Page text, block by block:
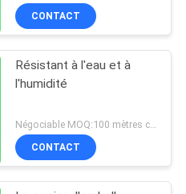
chaussures
CONTACT
Résistant à l'eau et à
l'humidité
CONTACT